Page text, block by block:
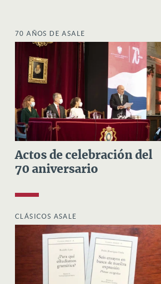
70 AÑOS DE ASALE
Actos de celebración del
70 aniversario
CLÁSICOS ASALE